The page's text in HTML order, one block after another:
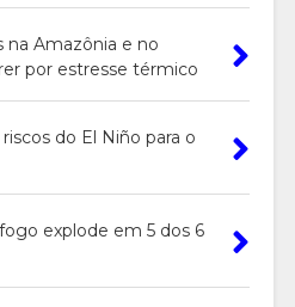
na Amazônia e no
por estresse térmico
do El Niño para o
explode em 5 dos 6